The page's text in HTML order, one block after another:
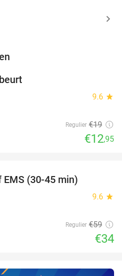
9.6 star
Regulier €19
€12,95
(30-45 min)
9.6 star
Regulier €59
€34